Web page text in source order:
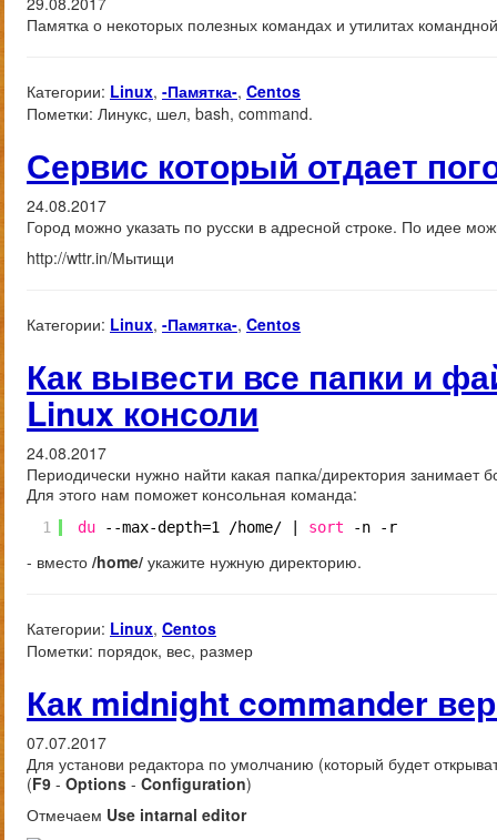
Памятка о некоторых полезных командах и утилитах
Категории: Linux, -Памятка-, Centos
Пометки: Линукс, шел, bash, command.
Сервис который отдает
24.08.2017
Город можно указать по русски в адресной строке. По идее
http://wttr.in/Мытищи
Категории: Linux, -Памятка-, Centos
Как вывести все папки и
Linux консоли
24.08.2017
Периодически нужно найти какая папка/директория занимает
Для этого нам поможет консольная команда:
1 du --max-depth=1 /home/ sort -n -r
- вместо /home/ укажите нужную директорию.
Категории: Linux, Centos
Пометки: порядок, вес, размер
Как midnight commander
07.07.2017
Для установи редактора по умолчанию (который будет
(F9 - Options - Configuration)
Отмечаем Use intarnal editor